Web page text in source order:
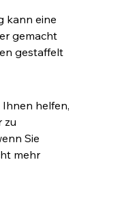
kann eine
gemacht
gestaffelt
helfen,
zu
Sie
mehr